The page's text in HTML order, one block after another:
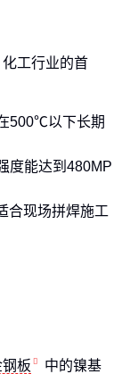
工行业的首
500℃以下长期
度能达到480MP
合现场拼焊施工
板
中的镍基